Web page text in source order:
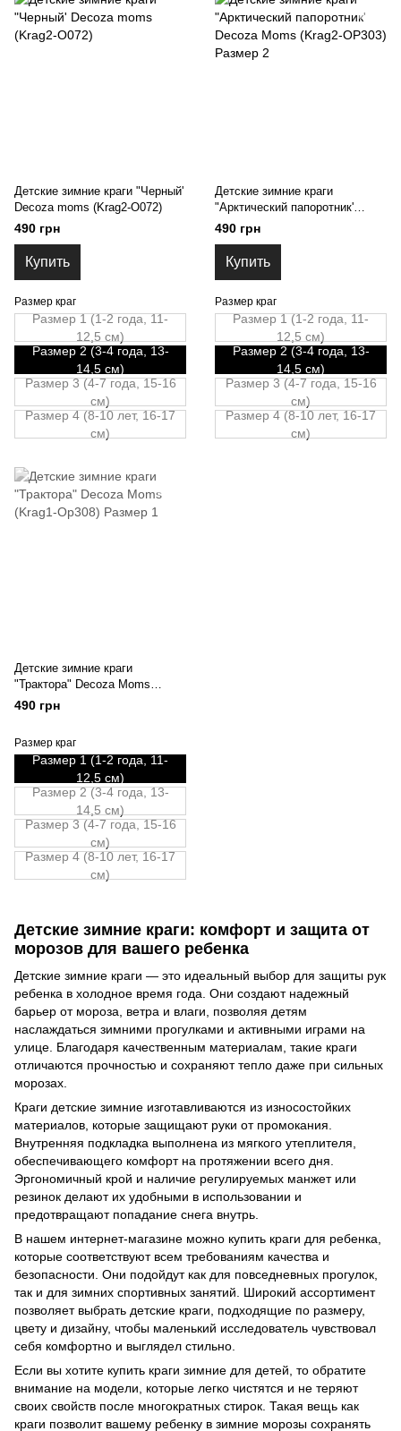
Детские зимние краги "Черный'
Decoza moms (Krag2-O072)
490 грн
Купить
Размер краг
Размер 1 (1-2 года, 11-
12,5 см)
Размер 2 (3-4 года, 13-
14,5 см)
Размер 3 (4-7 года, 15-16
см)
Размер 4 (8-10 лет, 16-17
см)
Детские зимние краги
"Арктический папоротник'
Decoza Moms (Krag2-OP303)
Размер 2
490 грн
Купить
Размер краг
Размер 1 (1-2 года, 11-
12,5 см)
Размер 2 (3-4 года, 13-
14,5 см)
Размер 3 (4-7 года, 15-16
см)
Размер 4 (8-10 лет, 16-17
см)
Детские зимние краги
"Трактора" Decoza Moms
(Krag1-Op308) Размер 1
490 грн
Размер краг
Размер 1 (1-2 года, 11-
12,5 см)
Размер 2 (3-4 года, 13-
14,5 см)
Размер 3 (4-7 года, 15-16
см)
Размер 4 (8-10 лет, 16-17
см)
Детские зимние краги: комфорт и защита от
морозов для вашего ребенка
Детские зимние краги — это идеальный выбор для защиты рук
ребенка в холодное время года. Они создают надежный
барьер от мороза, ветра и влаги, позволяя детям
наслаждаться зимними прогулками и активными играми на
улице. Благодаря качественным материалам, такие краги
отличаются прочностью и сохраняют тепло даже при сильных
морозах.
Краги детские зимние изготавливаются из износостойких
материалов, которые защищают руки от промокания.
Внутренняя подкладка выполнена из мягкого утеплителя,
обеспечивающего комфорт на протяжении всего дня.
Эргономичный крой и наличие регулируемых манжет или
резинок делают их удобными в использовании и
предотвращают попадание снега внутрь.
В нашем интернет-магазине можно купить краги для ребенка,
которые соответствуют всем требованиям качества и
безопасности. Они подойдут как для повседневных прогулок,
так и для зимних спортивных занятий. Широкий ассортимент
позволяет выбрать детские краги, подходящие по размеру,
цвету и дизайну, чтобы маленький исследователь чувствовал
себя комфортно и выглядел стильно.
Если вы хотите купить краги зимние для детей, то обратите
внимание на модели, которые легко чистятся и не теряют
своих свойств после многократных стирок. Такая вещь как
краги позволит вашему ребенку в зимние морозы сохранять